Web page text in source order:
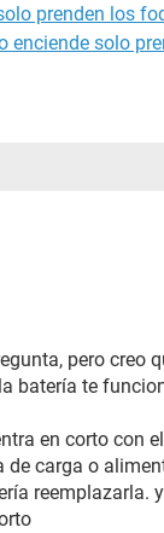
prenden los
enciende solo
pero creo
batería te
en corto con
de carga o
reemplazarla.